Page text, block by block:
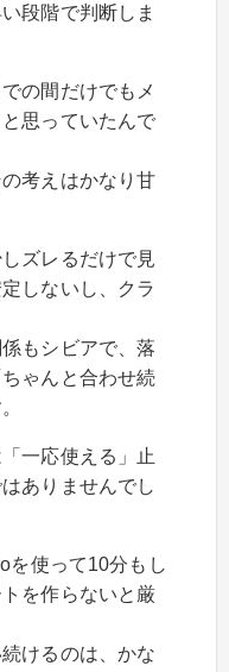
段階で判断しま
の間だけでもメ
思っていたんで
考えはかなり甘
ズレるだけで見
しないし、クラ
もシビアで、落
ゃんと合わせ続
一応使える」止
ありませんでし
を使って10分もし
を作らないと厳
けるのは、かな